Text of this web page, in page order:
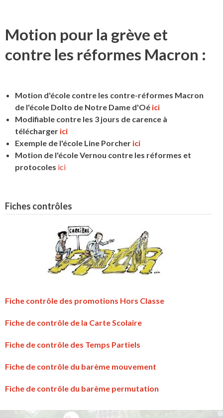
Motion pour la grève et
contre les réformes Macron :
Motion d'école contre les contre-réformes Macron
de l'école Dolto de Notre Dame d'Oé ici
Modifiable contre les 3 jours de carence à
télécharger ici
Exemple de l'école Line Porcher ici
Motion de l'école Vernou contre les réformes et
protocoles ici
Fiches contrôles
Fiche contrôle des promotions Hors Classe
Fiche de contrôle de la Carte Scolaire
Fiche de contrôle des Temps Partiels
Fiche de contrôle du barème mouvement
Fiche de contrôle du barème permutation